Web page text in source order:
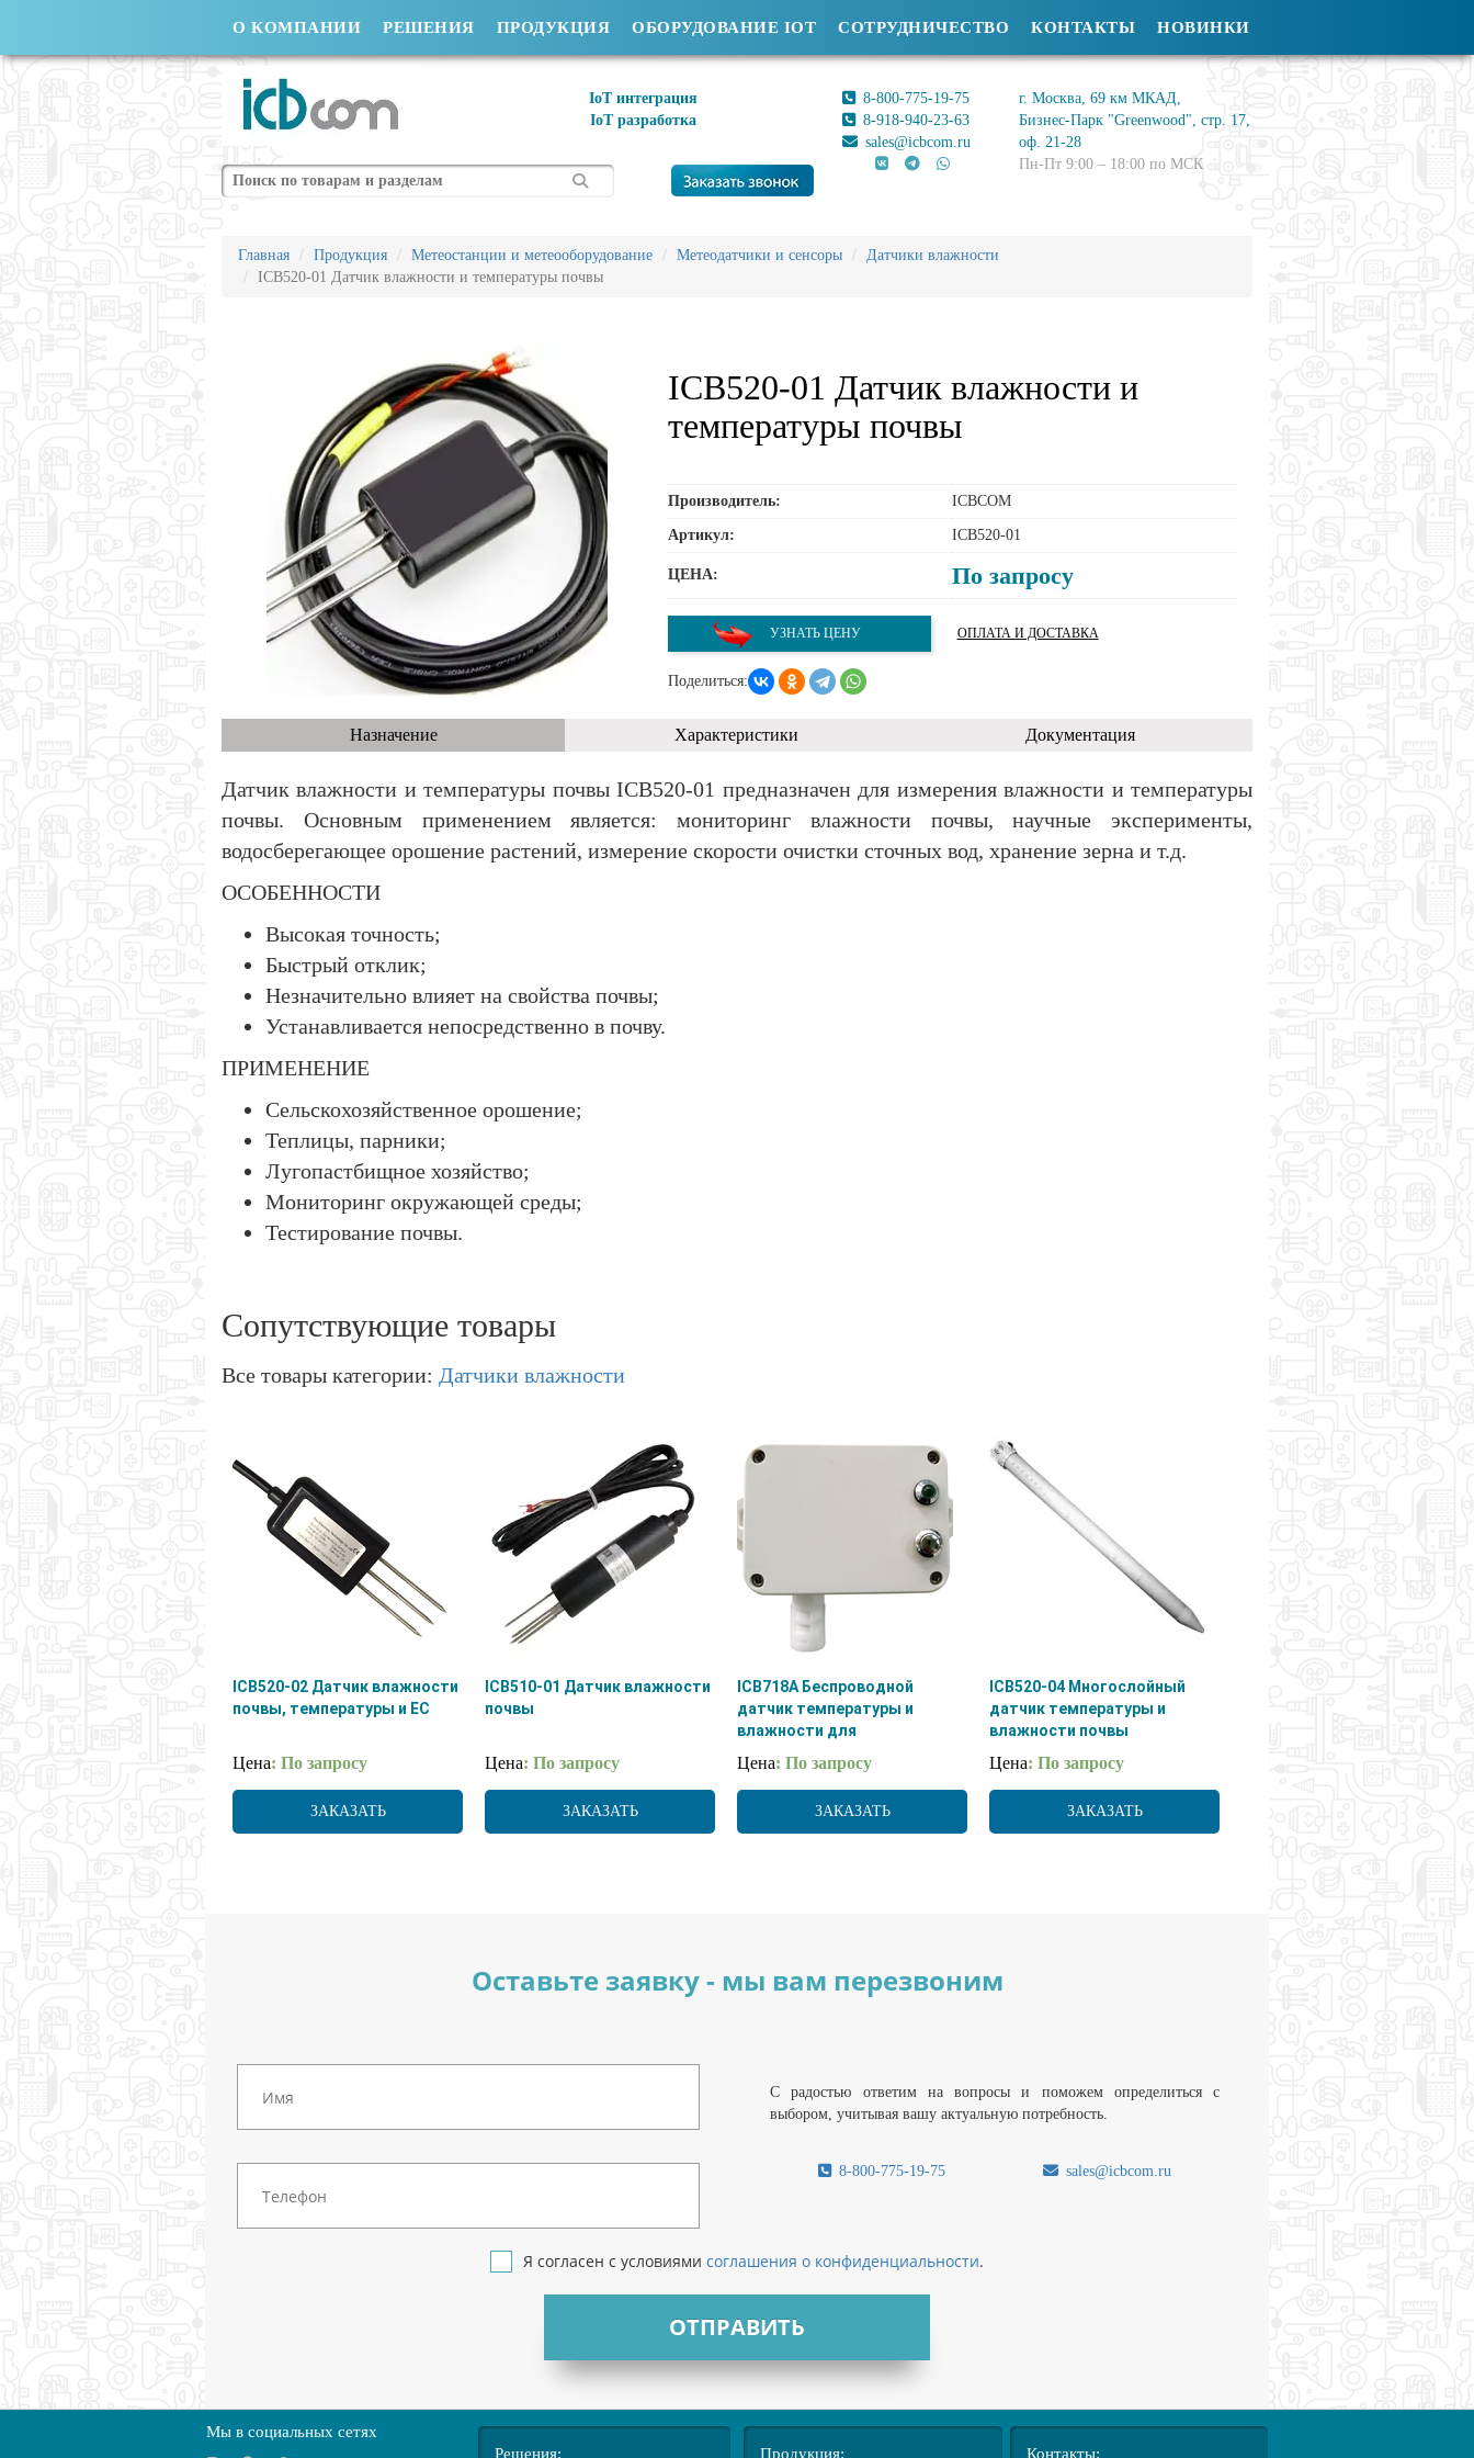
О КОМПАНИИ РЕШЕНИЯ ПРОДУКЦИЯ ОБОРУДОВАНИЕ IOT СОТРУДНИЧЕСТВО КОНТАКТЫ НОВИНКИ
IoT интеграция
IoT разработка
Поиск
8-800-775-19-75
8-918-940-23-63
sales@icbcom.ru
г. Москва, 69 км МКАД,
Бизнес-Парк "Greenwood", стр. 17,
оф. 21-28
Пн-Пт 9:00 – 18:00 по МСК
Главная Продукция Метеостанции и метеооборудование Метеодатчики и сенсоры
Датчики влажности
ICB520-01 Датчик влажности и температуры почвы
ICB520-01 Датчик влажности и
температуры почвы
Производитель: ICBCOM
Артикул: ICB520-01
ЦЕНА: По запросу
УЗНАТЬ ЦЕНУ ОПЛАТА И ДОСТАВКА
Поделиться:
Назначение Характеристики Документация
Датчик влажности и температуры почвы ICB520-01 предназначен для измерения влажности и температуры
почвы. Основным применением является: мониторинг влажности почвы, научные эксперименты,
водосберегающее орошение растений, измерение скорости очистки сточных вод, хранение зерна и т.д.
ОСОБЕННОСТИ
Высокая точность;
Быстрый отклик;
Незначительно влияет на свойства почвы;
Устанавливается непосредственно в почву.
ПРИМЕНЕНИЕ
Сельскохозяйственное орошение;
Теплицы, парники;
Лугопастбищное хозяйство;
Мониторинг окружающей среды;
Тестирование почвы.
Сопутствующие товары
Все товары категории: Датчики влажности
ICB520-02 Датчик влажности
почвы, температуры и EC
Цена: По запросу
ЗАКАЗАТЬ
ICB510-01 Датчик влажности
почвы
Цена: По запросу
ЗАКАЗАТЬ
ICB718A Беспроводной
датчик температуры и
влажности для
Цена: По запросу
ЗАКАЗАТЬ
ICB520-04 Многослойный
датчик температуры и
влажности почвы
Цена: По запросу
ЗАКАЗАТЬ
Оставьте заявку - мы вам перезвоним
С радостью ответим на вопросы и поможем определиться с
выбором, учитывая вашу актуальную потребность.
8-800-775-19-75 sales@icbcom.ru
Я согласен с условиями соглашения о конфиденциальности.
ОТПРАВИТЬ
Мы в социальных сетях
Решения:
Продукция: Контакты: